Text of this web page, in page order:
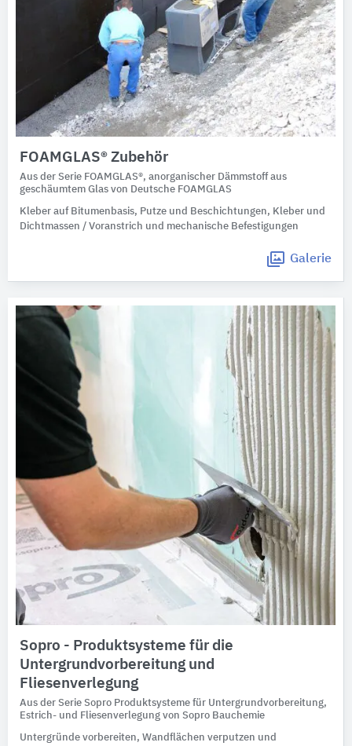
FOAMGLAS® Zubehör
Aus der Serie FOAMGLAS®, anorganischer Dämmstoff aus
geschäumtem Glas von Deutsche FOAMGLAS
Kleber auf Bitumenbasis, Putze und Beschichtungen, Kleber und
Dichtmassen / Voranstrich und mechanische Befestigungen
Galerie
Sopro - Produktsysteme für die
Untergrundvorbereitung und
Fliesenverlegung
Aus der Serie Sopro Produktsysteme für Untergrundvorbereitung,
Estrich- und Fliesenverlegung von Sopro Bauchemie
Untergründe vorbereiten, Wandflächen verputzen und